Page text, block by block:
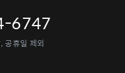
6747
공휴일 제외